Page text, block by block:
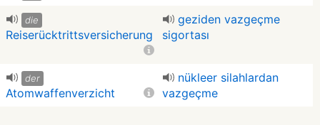
die
Reiserücktrittsversicherung
geziden vazgeçme
sigortası
der
Atomwaffenverzicht
nükleer silahlardan
vazgeçme